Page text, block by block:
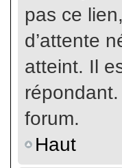
pas ce
d’attente
atteint. Il
forum.
Haut